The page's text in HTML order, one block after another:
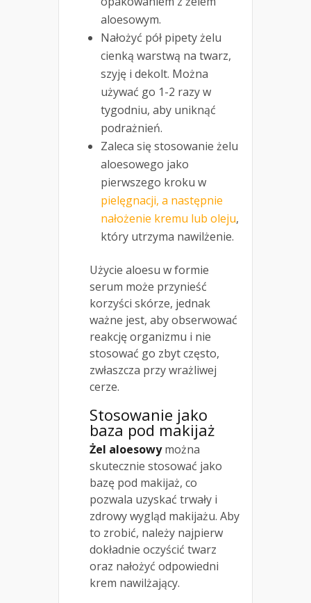
aloesowym.
Nałożyć pół pipety żelu
cienką warstwą na twarz,
szyję i dekolt. Można
używać go 1-2 razy w
tygodniu, aby uniknąć
podrażnień.
Zaleca się stosowanie żelu
aloesowego jako
pierwszego kroku w
pielęgnacji, a następnie
nałożenie kremu lub oleju,
który utrzyma nawilżenie.
Użycie aloesu w formie
serum może przynieść
korzyści skórze, jednak
ważne jest, aby obserwować
reakcję organizmu i nie
stosować go zbyt często,
zwłaszcza przy wrażliwej
cerze.
Stosowanie jako
baza pod makijaż
Żel aloesowymożna
skutecznie stosować jako
bazę pod makijaż, co
pozwala uzyskać trwały i
zdrowy wygląd makijażu. Aby
to zrobić, należy najpierw
dokładnie oczyścić twarz
oraz nałożyć odpowiedni
krem nawilżający.